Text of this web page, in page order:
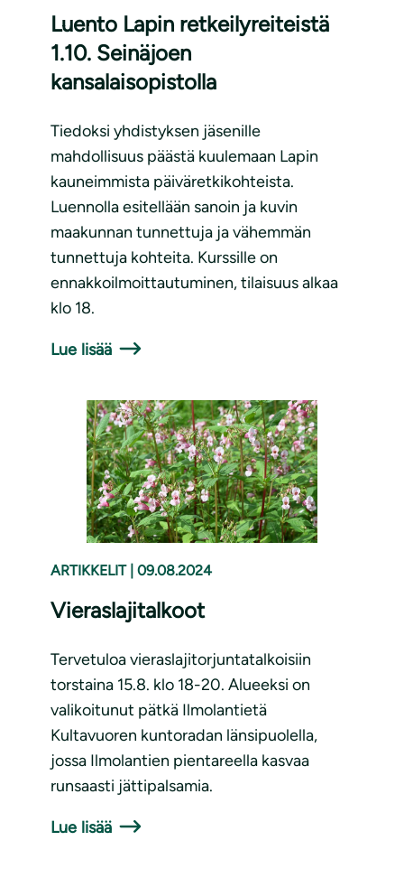
Luento Lapin retkeilyreiteistä
1.10. Seinäjoen
kansalaisopistolla
Tiedoksi yhdistyksen jäsenille
mahdollisuus päästä kuulemaan Lapin
kauneimmista päiväretkikohteista.
Luennolla esitellään sanoin ja kuvin
maakunnan tunnettuja ja vähemmän
tunnettuja kohteita. Kurssille on
ennakkoilmoittautuminen, tilaisuus alkaa
klo 18.
Lue lisää
ARTIKKELIT 09.08.2024
Vieraslajitalkoot
Tervetuloa vieraslajitorjuntatalkoisiin
torstaina 15.8. klo 18-20. Alueeksi on
valikoitunut pätkä Ilmolantietä
Kultavuoren kuntoradan länsipuolella,
jossa Ilmolantien pientareella kasvaa
runsaasti jättipalsamia.
Lue lisää